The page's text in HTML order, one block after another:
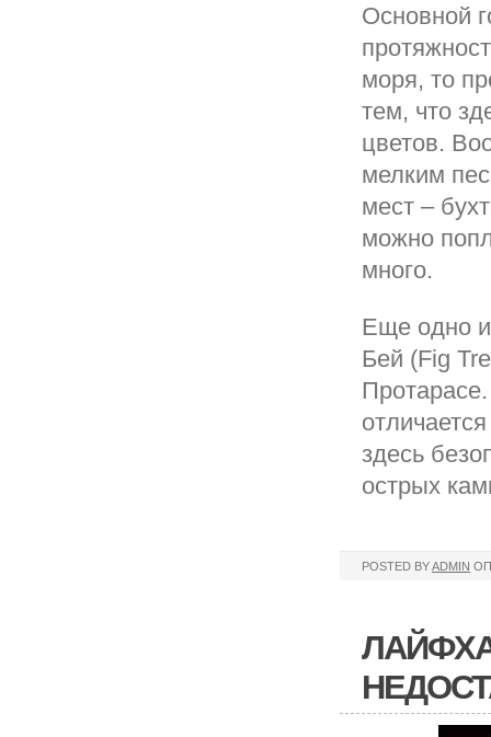
Основной
моря, то
тем, что
цветов.
мелким
мест –
можно
много.
Еще одно
Бей (Fig
здесь
острых
POSTED BYADMIN